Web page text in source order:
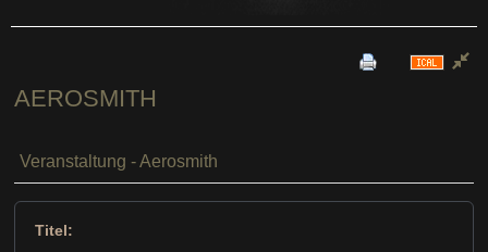
AEROSMITH
Veranstaltung - Aerosmith
Titel: